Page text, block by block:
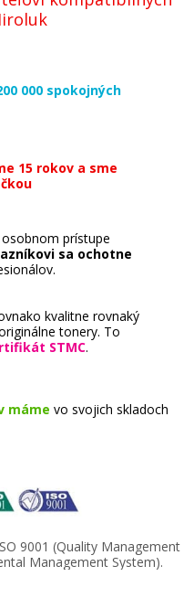
000 spokojných
15 rokov a sme
prístupe
sa ochotne
kvalitne rovnaký
tonery. To
STMC.
máme vo svojich skladoch
9001 (Quality Management
Management System).